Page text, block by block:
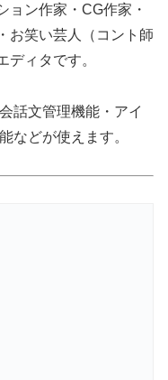
ョン作家・CG作家・
お笑い芸人（コント師
ディタです。
話文管理機能・アイ
などが使えます。